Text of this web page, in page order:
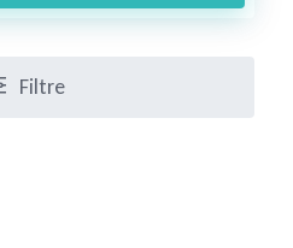
Filtre